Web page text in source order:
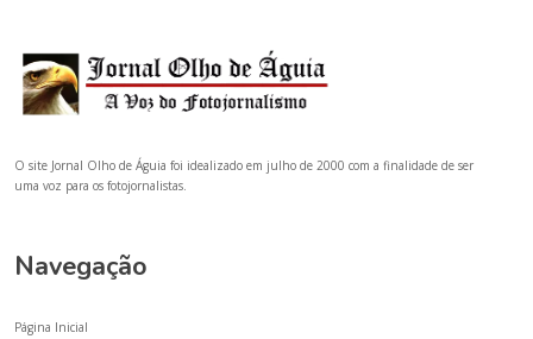
O site Jornal Olho de Águia foi idealizado em julho de 2000 com a finalidade de ser
uma voz para os fotojornalistas.
Navegação
Página Inicial